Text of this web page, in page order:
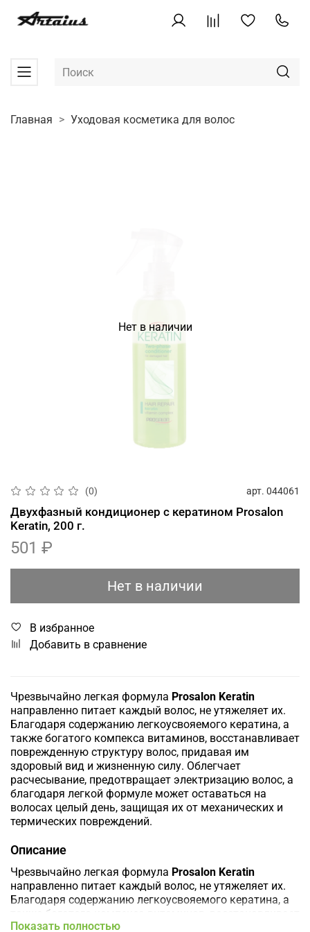
Главная Уходовая косметика для волос
Нет в наличии
(0) арт. 044061
Двухфазный кондиционер с кератином Prosalon
Keratin, 200 г.
501 ₽
Нет в наличии
В избранное
Добавить в сравнение
Чрезвычайно легкая формула Prosalon Keratin
направленно питает каждый волос, не утяжеляет их.
Благодаря содержанию легкоусвояемого кератина, а
также богатого компекса витаминов, восстанавливает
поврежденную структуру волос, придавая им
здоровый вид и жизненную силу. Облегчает
расчесывание, предотвращает электризацию волос, а
благодаря легкой формуле может оставаться на
волосах целый день, защищая их от механических и
термических повреждений.
Описание
Чрезвычайно легкая формула Prosalon Keratin
направленно питает каждый волос, не утяжеляет их.
Благодаря содержанию легкоусвояемого кератина, а
также богатого компекса витаминов, восстанавливает
поврежденную структуру волос, придавая им
Показать полностью